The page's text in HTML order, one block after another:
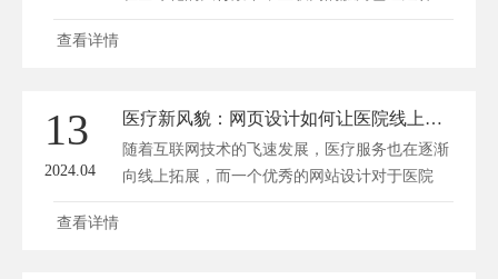
到...
查看详情
13
2024.04
医疗新风貌：网页设计如何让医院线上服务焕然一新
随着互联网技术的飞速发展，医疗服务也在逐渐
向线上拓展，而一个优秀的网站设计对于医院
线...
查看详情